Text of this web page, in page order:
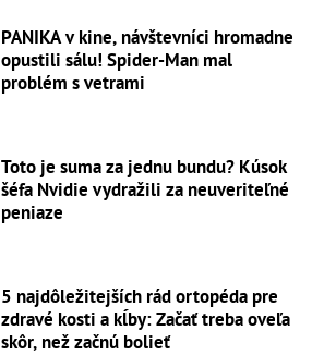
PANIKA v kine, návštevníci hromadne
opustili sálu! Spider-Man mal
problém s vetrami
Toto je suma za jednu bundu? Kúsok
šéfa Nvidie vydražili za neuveriteľné
peniaze
5 najdôležitejších rád ortopéda pre
zdravé kosti a kĺby: Začať treba oveľa
skôr, než začnú bolieť